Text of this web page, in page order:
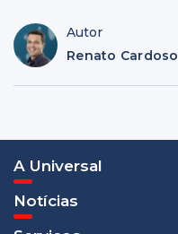
Autor
Renato Cardoso
A Universal
Notícias